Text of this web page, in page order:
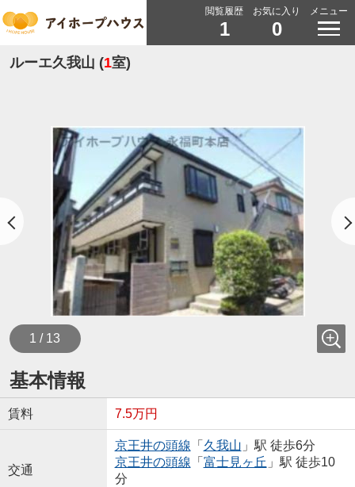
閲覧履歴
1
お気に入り
0
メニュー
ルーエ久我山 (1室)
1 / 13
基本情報
賃料 7.5万円
交通
京王井の頭線 「 久我山 」駅 徒歩6分
京王井の頭線 「 富士見ヶ丘 」駅 徒歩10
分